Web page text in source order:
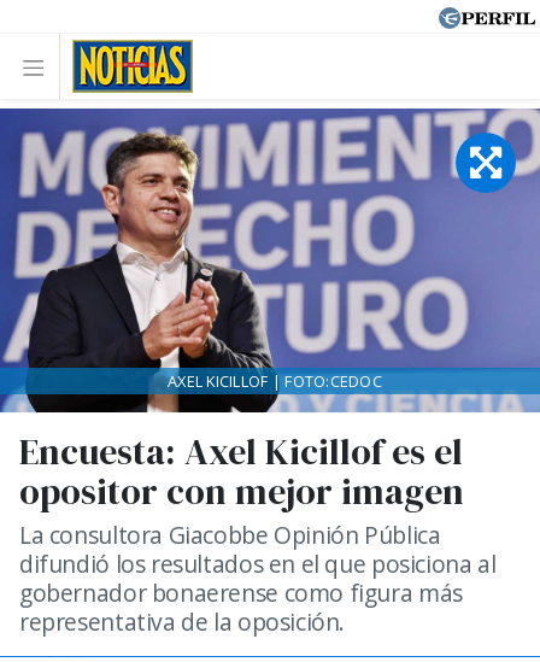
Encuesta: Axel Kicillof es el
opositor con mejor imagen
La consultora Giacobbe Opinión Pública
difundió los resultados en el que posiciona al
gobernador bonaerense como figura más
representativa de la oposición.
AXEL KICILLOF | FOTO:CEDOC